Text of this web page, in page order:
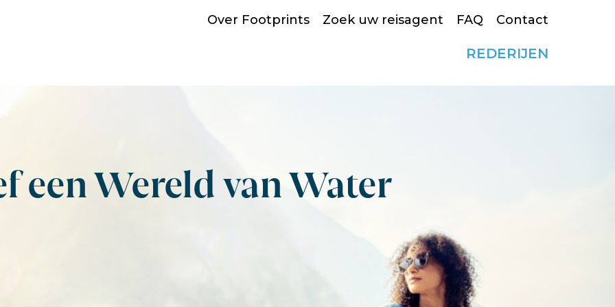
Over Footprints Zoek uw reisagent FAQ Contact
REDERIJEN
een Wereld van Water